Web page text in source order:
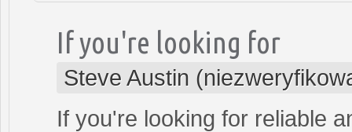
If you're looking for
Steve Austin
If you're looking for reliable